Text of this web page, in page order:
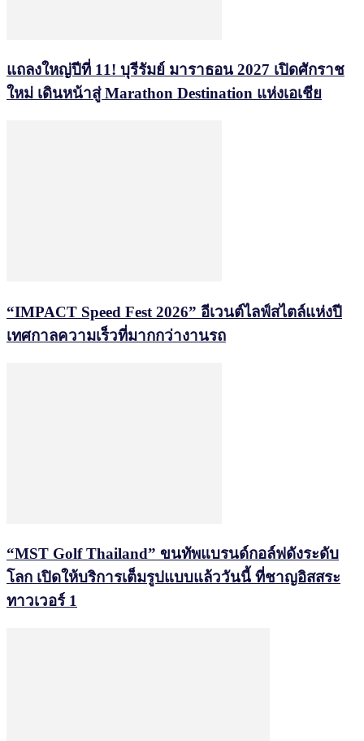
แถลงใหญ่ปีที่ 11! บุรีรัมย์ มาราธอน 2027 เปิดศักราช
ใหม่ เดินหน้าสู่ Marathon Destination แห่งเอเชีย
“IMPACT Speed Fest 2026” อีเวนต์ไลฟ์สไตล์แห่งปี
เทศกาลความเร็วที่มากกว่างานรถ
“MST Golf Thailand” ขนทัพแบรนด์กอล์ฟดังระดับ
โลก เปิดให้บริการเต็มรูปแบบแล้ววันนี้ ที่ชาญอิสสระ
ทาวเวอร์ 1